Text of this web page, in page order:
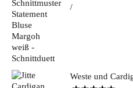
Weste und